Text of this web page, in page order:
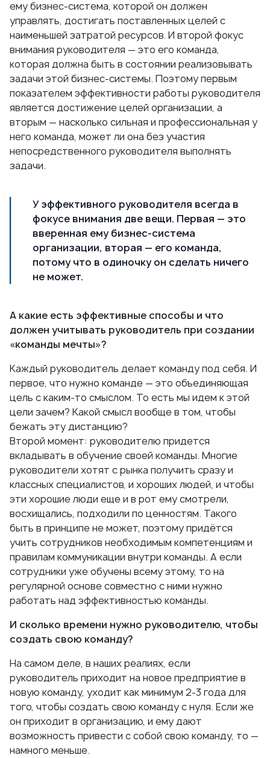
ему бизнес-система, которой он должен
управлять, достигать поставленных целей с
наименьшей затратой ресурсов. И второй фокус
внимания руководителя — это его команда,
которая должна быть в состоянии реализовывать
задачи этой бизнес-системы. Поэтому первым
показателем эффективности работы руководителя
является достижение целей организации, а
вторым — насколько сильная и профессиональная у
него команда, может ли она без участия
непосредственного руководителя выполнять
задачи.
У эффективного руководителя всегда в
фокусе внимания две вещи. Первая — это
вверенная ему бизнес-система
организации, вторая — его команда,
потому что в одиночку он сделать ничего
не может.
А какие есть эффективные способы и что
должен учитывать руководитель при создании
«команды мечты»?
Каждый руководитель делает команду под себя. И
первое, что нужно команде — это объединяющая
цель с каким-то смыслом. То есть мы идем к этой
цели зачем? Какой смысл вообще в том, чтобы
бежать эту дистанцию?
Второй момент: руководителю придется
вкладывать в обучение своей команды. Многие
руководители хотят с рынка получить сразу и
классных специалистов, и хороших людей, и чтобы
эти хорошие люди еще и в рот ему смотрели,
восхищались, подходили по ценностям. Такого
быть в принципе не может, поэтому придётся
учить сотрудников необходимым компетенциям и
правилам коммуникации внутри команды. А если
сотрудники уже обучены всему этому, то на
регулярной основе совместно с ними нужно
работать над эффективностью команды.
И сколько времени нужно руководителю, чтобы
создать свою команду?
На самом деле, в наших реалиях, если
руководитель приходит на новое предприятие в
новую команду, уходит как минимум 2-3 года для
того, чтобы создать свою команду с нуля. Если же
он приходит в организацию, и ему дают
возможность привести с собой свою команду, то —
намного меньше.